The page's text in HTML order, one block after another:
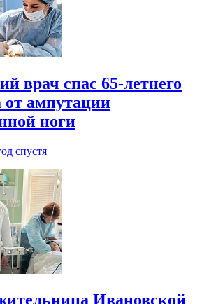
врач спас 65-летнего
от ампутации
ноги
спустя
Ивановской